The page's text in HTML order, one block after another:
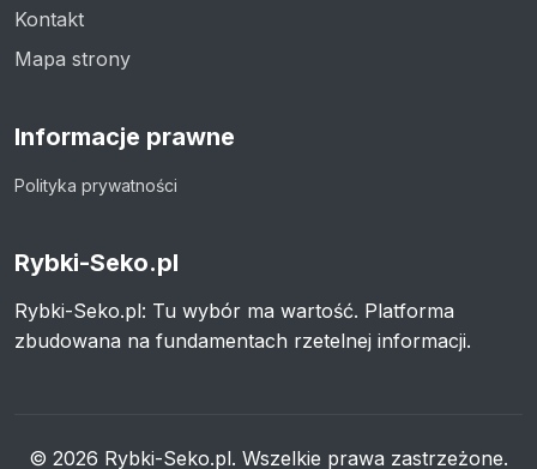
Kontakt
Mapa strony
Informacje prawne
Polityka prywatności
Rybki-Seko.pl
Rybki-Seko.pl: Tu wybór ma wartość. Platforma
zbudowana na fundamentach rzetelnej informacji.
© 2026 Rybki-Seko.pl. Wszelkie prawa zastrzeżone.